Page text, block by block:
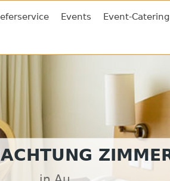
Events Event-Catering